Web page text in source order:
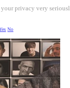
privacy very
No